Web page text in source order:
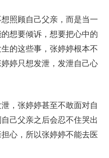
照顾自己父亲，而是当一
想要倾诉，想要把心中的
的这些事，张婷婷根本不
婷只想发泄，发泄自己心
，张婷婷甚至不敢面对自
己父亲之后会忍不住哭出
心，所以张婷婷不能去医